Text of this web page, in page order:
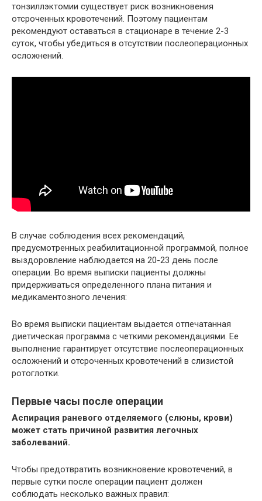
тонзиллэктомии существует риск возникновения
отсроченных кровотечений. Поэтому пациентам
рекомендуют оставаться в стационаре в течение 2-3
суток, чтобы убедиться в отсутствии послеоперационных
осложнений.
В случае соблюдения всех рекомендаций,
предусмотренных реабилитационной программой, полное
выздоровление наблюдается на 20-23 день после
операции. Во время выписки пациенты должны
придерживаться определенного плана питания и
медикаментозного лечения:
Во время выписки пациентам выдается отпечатанная
диетическая программа с четкими рекомендациями. Ее
выполнение гарантирует отсутствие послеоперационных
осложнений и отсроченных кровотечений в слизистой
ротоглотки.
Первые часы после операции
Аспирация раневого отделяемого (слюны, крови)
может стать причиной развития легочных
заболеваний.
Чтобы предотвратить возникновение кровотечений, в
первые сутки после операции пациент должен
соблюдать несколько важных правил: